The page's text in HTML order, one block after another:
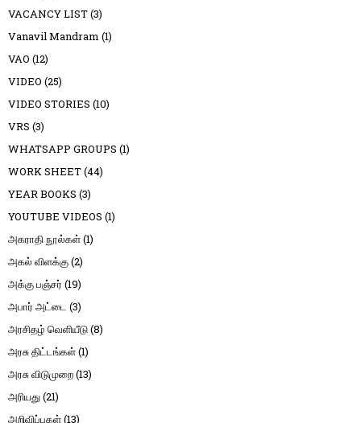
VACANCY LIST(3)
Vanavil Mandram (1)
VAO (12)
VIDEO (25)
VIDEO STORIES (10)
VRS (3)
WHATSAPP GROUPS (1)
WORK SHEET(44)
YEAR BOOKS (3)
YOUTUBE VIDEOS (1)
அகராதி நூல்கள்(1)
அகல் விளக்கு(2)
அக்கு பஞ்சர் (19)
அபார் அட்டை (3)
அரசிதழ் வெளியீடு(8)
அரசு திட்டங்கள்(1)
அரசு விடுமுறை(13)
அரியது(21)
அறிவிப்புகள்(13)